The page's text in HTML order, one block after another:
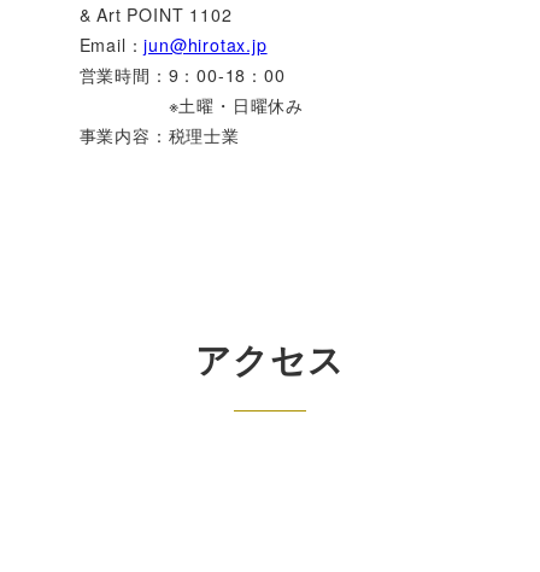
& Art POINT 1102
Email：jun@hirotax.jp
営業時間：9：00-18：00
※土曜・日曜休み
事業内容：税理士業
アクセス